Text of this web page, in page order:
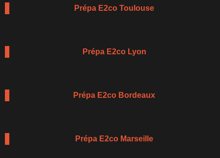
Prépa E2co Toulouse
Prépa E2co Lyon
Prépa E2co Bordeaux
Prépa E2co Marseille